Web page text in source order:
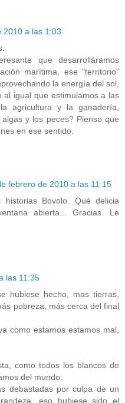
2010 a las 1:03
que desarrolláramos
marítima, ese "territorio"
la energía del sol,
igual que estimulamos a las
agricultura y la ganadería,
y los peces? Pienso que
en ese sentido.
febrero de 2010 a las 11:15
historias Bovolo. Qué delicia
abierta... Gracias. Le
las 11:35
hubiese hecho, mas tierras,
pobreza, más cerca del final
como estamos estamos mal,
como todos los blancos de
del mundo.
debastadas por culpa de un
eso hubiese sido el